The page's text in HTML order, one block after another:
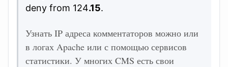
deny from 124.15.
Узнать IP адреса комментаторов можно или
в логах Apache или с помощью сервисов
статистики. У многих CMS есть свои